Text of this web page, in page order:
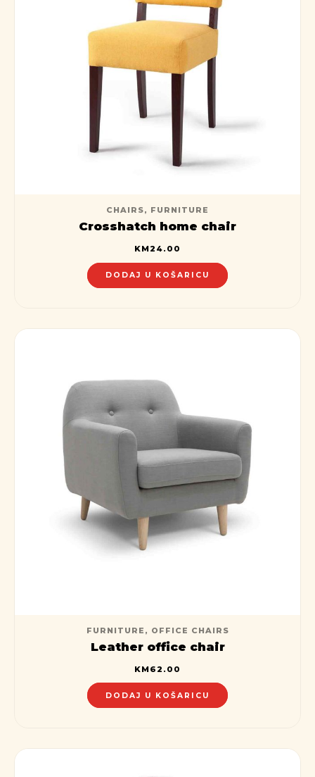
CHAIRS, FURNITURE
Crosshatch home chair
KM24.00
DODAJ U KOŠARICU
FURNITURE , OFFICE CHAIRS
Leather office chair
KM62.00
DODAJ U KOŠARICU